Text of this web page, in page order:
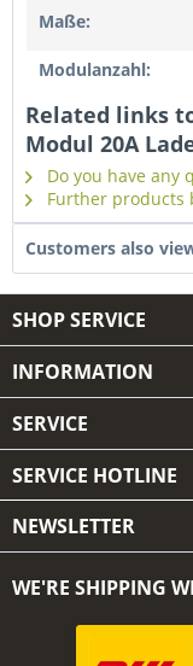
Maße:
Modulanzahl:
Related links
Modul 20A
Do you have any
Further products
Customers also
SHOP SERVICE
INFORMATION
SERVICE
SERVICE HOTLINE
NEWSLETTER
WE'RE SHIPPING